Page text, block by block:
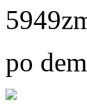
po